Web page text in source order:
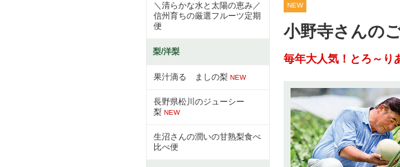
NEW
小野寺さんの
毎年大人気！とろ～り
＼清らかな水と太陽の恵み／
信州育ちの厳選フルーツ定期
便
梨/洋梨
果汁滴る ましの梨 NEW
長野県松川のジューシー
梨 NEW
生沼さんの潤いの甘熟梨食べ
比べ便